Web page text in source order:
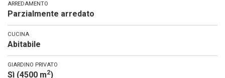
ARREDAMENTO
Parzialmente arredato
CUCINA
Abitabile
GIARDINO PRIVATO
Sì (4500 m2)